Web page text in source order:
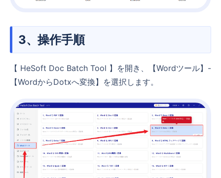
3、操作手順
【 HeSoft Doc Batch Tool 】を開き、【Wordツール】-
【WordからDotxへ変換】を選択します。